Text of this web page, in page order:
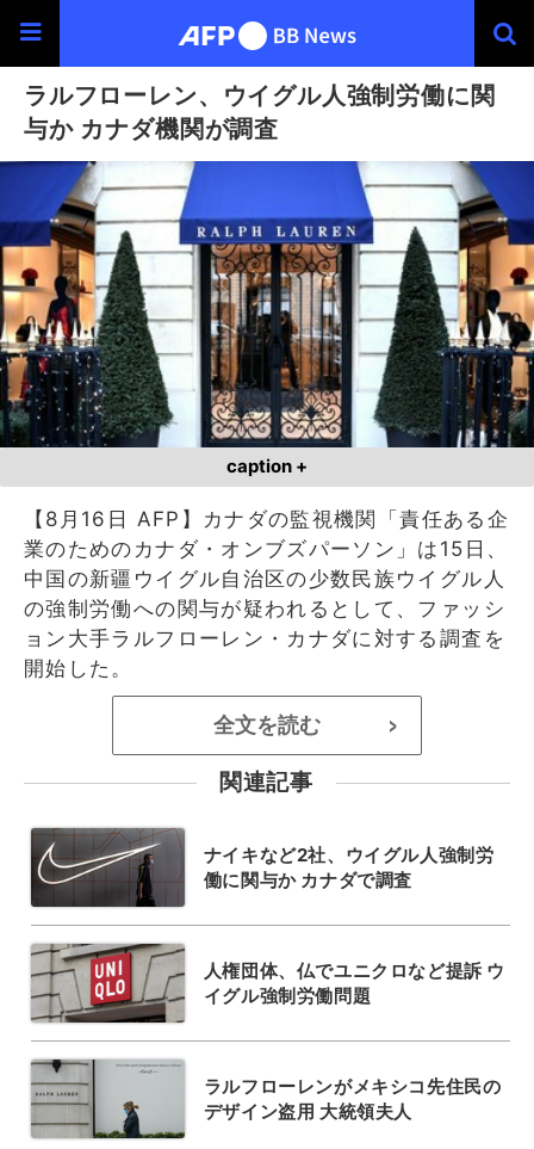
ラルフローレン、ウイグル人強制労働に関
与か カナダ機関が調査
caption +
【8月16日 AFP】カナダの監視機関「責任ある企
業のためのカナダ・オンブズパーソン」は15日、
中国の新疆ウイグル自治区の少数民族ウイグル人
の強制労働への関与が疑われるとして、ファッシ
ョン大手ラルフローレン・カナダに対する調査を
開始した。
全文を読む >
関連記事
ナイキなど2社、ウイグル人強制労
働に関与か カナダで調査
人権団体、仏でユニクロなど提訴 ウ
イグル強制労働問題
ラルフローレンがメキシコ先住民の
デザイン盗用 大統領夫人